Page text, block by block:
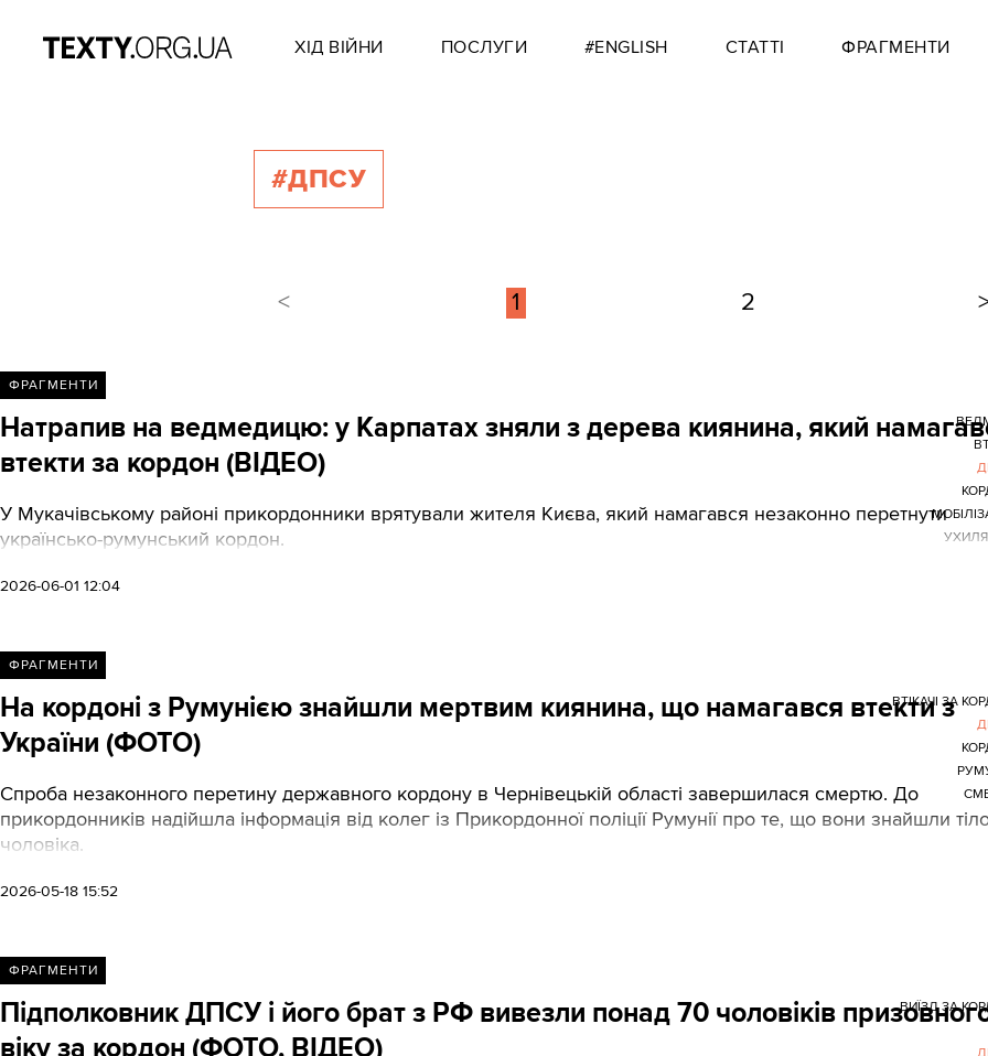
ХІД ВІЙНИ ПОСЛУГИ #ENGLISH СТАТТІ ФРАГМЕНТИ
#ДПСУ
< 1 2
ФРАГМЕНТИ
Натрапив на ведмедицю: у Карпатах зняли з дерева киянина, який
втекти за кордон (ВІДЕО)
У Мукачівському районі прикордонники врятували жителя Києва, який намагався незаконно перетнути
українсько-румунський кордон.
2026-06-01 12:04
ФРАГМЕНТИ
На кордоні з Румунією знайшли мертвим киянина, що намагався втекти з
України (ФОТО)
Спроба незаконного перетину державного кордону в Чернівецькій області завершилася смертю. До
прикордонників надійшла інформація від колег із Прикордонної поліції Румунії про те, що вони знайшли
чоловіка.
2026-05-18 15:52
ВТІКАЧІ ЗА
ФРАГМЕНТИ
Підполковник ДПСУ і його брат з РФ вивезли понад 70 чоловіків
віку за кордон (ФОТО, ВІДЕО)
ВИЇЗД ЗА